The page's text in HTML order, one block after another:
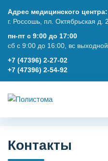
Адрес медицинского центра:
г. Россошь, пл. Октябрьская д.
пн-пт с 9:00 до 17:00
сб с 9:00 до 16:00, вс выходной
+7 (47396) 2-27-02
+7 (47396) 2-54-92
Контакты